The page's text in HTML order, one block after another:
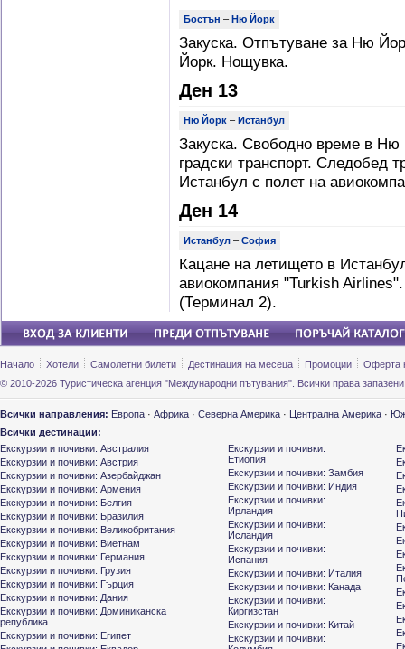
Бостън – Ню Йорк
Закуска. Отпътуване за Ню
Йорк. Нощувка.
Ден 13
Ню Йорк – Истанбул
Закуска. Свободно време в Ню
градски транспорт. Следобед
Истанбул с полет на
Ден 14
Истанбул – София
Кацане на летището в
авиокомпания "Turkish
(Терминал 2).
Начало Хотели Самолетни билети Дестинация на месеца Промоции
Оферта
© 2010-2026 Туристическа агенция "Международни пътувания". Всички права
Всички направления: Европа · Африка · Северна Америка · Централна Америка ·
Всички дестинации:
Екскурзии и почивки: Австралия
Екскурзии и почивки: Австрия
Екскурзии и почивки: Азербайджан
Екскурзии и почивки: Армения
Екскурзии и почивки: Белгия
Екскурзии и почивки: Бразилия
Екскурзии и почивки: Великобритания
Екскурзии и почивки: Виетнам
Екскурзии и почивки: Германия
Екскурзии и почивки: Грузия
Екскурзии и почивки: Гърция
Екскурзии и почивки: Дания
Екскурзии и почивки: Доминиканска
република
Екскурзии и почивки: Египет
Екскурзии и почивки:
Етиопия
Екскурзии и почивки: Замбия
Екскурзии и почивки: Индия
Екскурзии и почивки:
Ирландия
Екскурзии и почивки:
Исландия
Екскурзии и почивки:
Испания
Екскурзии и почивки: Италия
Екскурзии и почивки: Канада
Екскурзии и почивки:
Киргизстан
Екскурзии и почивки: Китай
Екскурзии и почивки: